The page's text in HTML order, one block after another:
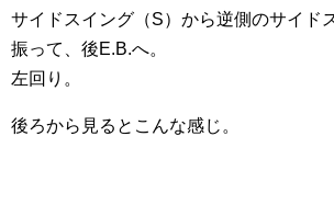
サイドスイング（S）から逆側のサイド
振って、後E.B.へ。
左回り。
後ろから見るとこんな感じ。